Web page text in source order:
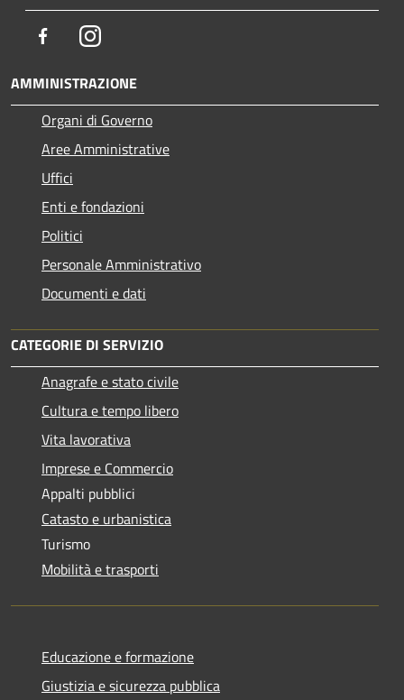
FacebookInstagram
AMMINISTRAZIONE
Organi di Governo
Aree Amministrative
Uffici
Enti e fondazioni
Politici
Personale Amministrativo
Documenti e dati
CATEGORIE DI SERVIZIO
Anagrafe e stato civile
Cultura e tempo libero
Vita lavorativa
Imprese e Commercio
Appalti pubblici
Catasto e urbanistica
Turismo
Mobilità e trasporti
Educazione e formazione
Giustizia e sicurezza pubblica